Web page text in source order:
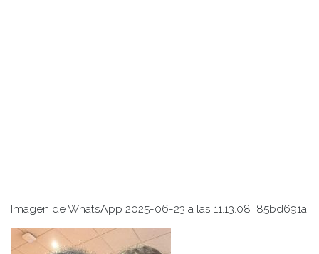
Imagen de WhatsApp 2025-06-23 a las 11.13.08_85bd691a